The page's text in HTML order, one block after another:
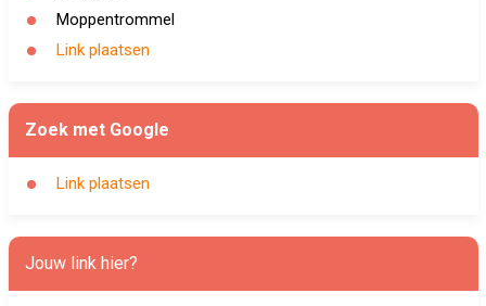
Moppentrommel
Link plaatsen
Zoek met Google
Link plaatsen
Jouw link hier?